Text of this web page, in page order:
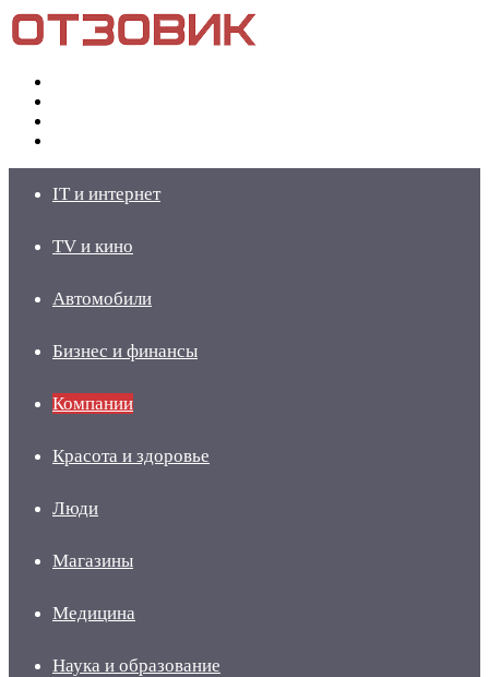
IT и интернет
TV и кино
Автомобили
Бизнес и финансы
Компании
Красота и здоровье
Люди
Магазины
Медицина
Наука и образование